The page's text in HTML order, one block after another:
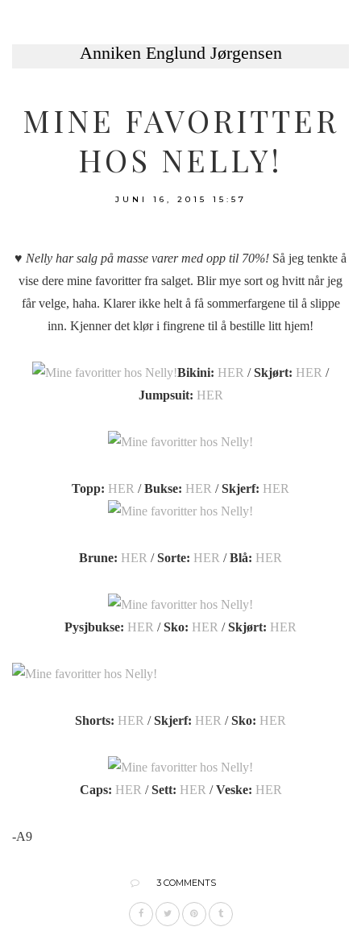
MINE FAVORITTER
HOS NELLY!
JUNI 16, 2015 15:57
♥ Nelly har salg på masse varer med opp til 70%! Så jeg tenkte å
vise dere mine favoritter fra salget. Blir mye sort og hvitt når jeg
får velge, haha. Klarer ikke helt å få sommerfargene til å slippe
inn. Kjenner det klør i fingrene til å bestille litt hjem!
Bikini: HER /Skjørt: HER /
Jumpsuit: HER
Topp: HER /Bukse: HER /Skjerf: HER
Brune: HER /Sorte: HER /Blå: HER
Pysjbukse: HER /Sko: HER /Skjørt: HER
Shorts: HER /Skjerf: HER /Sko: HER
Caps: HER /Sett: HER /Veske: HER
-A9
3 COMMENTS